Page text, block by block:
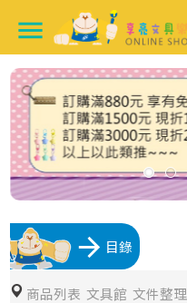
menu
arrow_forward 目錄
商品列表 文具館 文件整理